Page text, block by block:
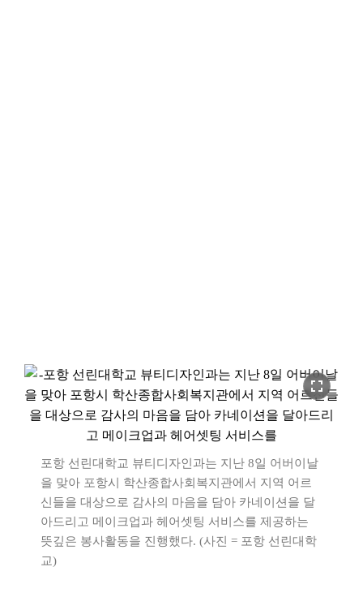
fullscreen
포항 선린대학교 뷰티디자인과는 지난 8일 어버이날
을 맞아 포항시 학산종합사회복지관에서 지역 어르
신들을 대상으로 감사의 마음을 담아 카네이션을 달
아드리고 메이크업과 헤어셋팅 서비스를 제공하는
뜻깊은 봉사활동을 진행했다. (사진 = 포항 선린대학
교)